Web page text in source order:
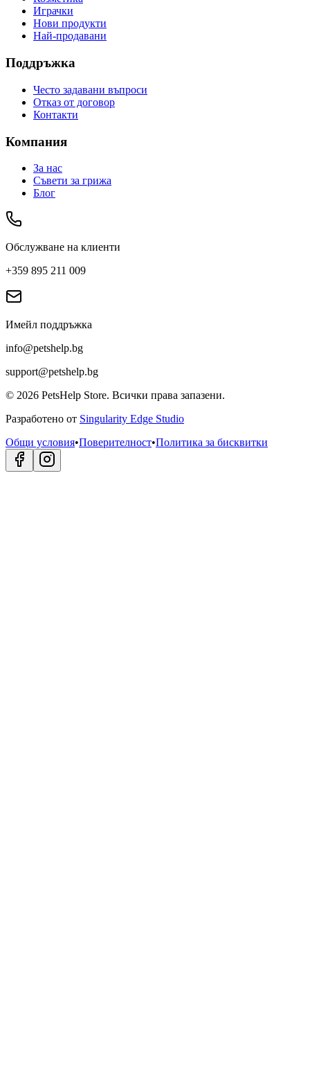
Играчки
Нови продукти
Най-продавани
Поддръжка
Често задавани въпроси
Отказ от договор
Контакти
Компания
За нас
Съвети за грижа
Блог
Обслужване на клиенти
+359 895 211 009
Имейл поддръжка
info@petshelp.bg
support@petshelp.bg
© 2026 PetsHelp Store. Всички права запазени.
Разработено от Singularity Edge Studio
Общи условия•Поверителност•Политика за бисквитки